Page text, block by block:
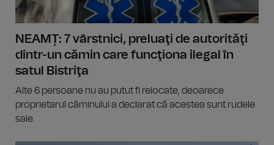
NEAMȚ: 7 vârstnici, preluaţi de autorităţi
dintr-un cămin care funcţiona ilegal în
satul Bistriţa
Alte 6 persoane nu au putut fi relocate, deoarece
proprietarul căminului a declarat că acestea sunt rudele
sale.